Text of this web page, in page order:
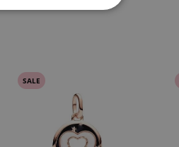
50.00 € 89. лв. 48.
50.00 € 78. лв. 48.
SALE